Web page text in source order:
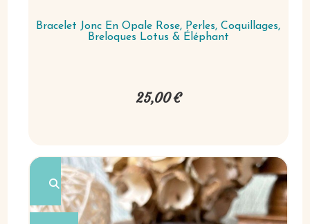
Bracelet Jonc En Opale Rose, Perles, Coquillages,
Breloques Lotus & Éléphant
25,00€